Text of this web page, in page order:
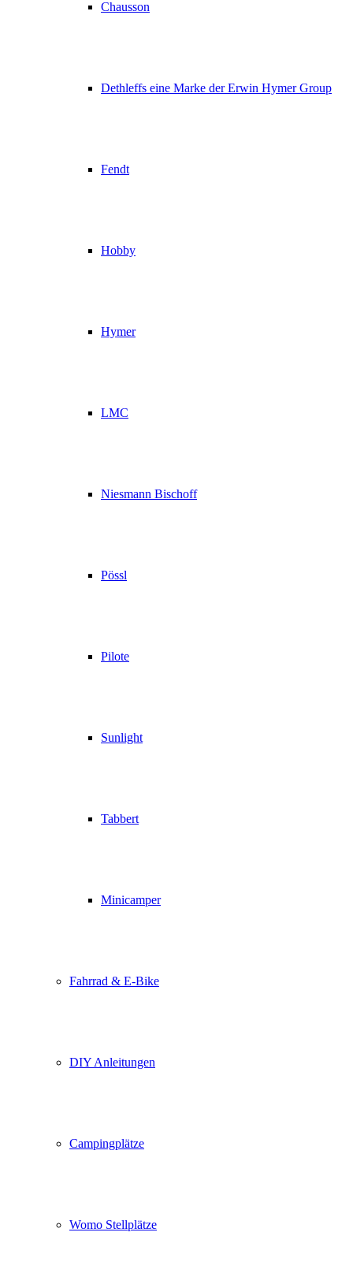
Chausson
Dethleffs eine Marke der Erwin Hymer Group
Fendt
Hobby
Hymer
LMC
Niesmann Bischoff
Pössl
Pilote
Sunlight
Tabbert
Minicamper
Fahrrad & E-Bike
DIY Anleitungen
Campingplätze
Womo Stellplätze